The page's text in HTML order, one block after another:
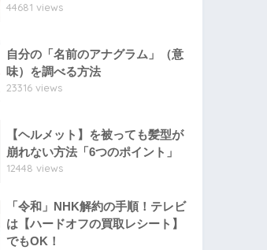
44681 views
自分の「名前のアナグラム」（意
味）を調べる方法
23316 views
【ヘルメット】を被っても髪型が
崩れない方法「6つのポイント」
12448 views
「令和」NHK解約の手順！テレビ
は【ハードオフの買取レシート】
でもOK！